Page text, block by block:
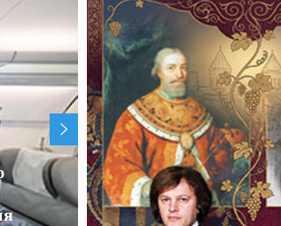
В Киев прибыл глава